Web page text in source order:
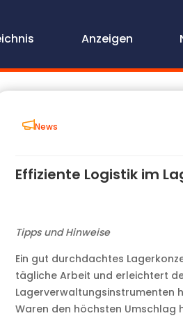
Anzeigen
News
Effiziente Logistik im
Tipps und Hinweise
Ein gut durchdachtes
tägliche Arbeit und erleichtert
Lagerverwaltungsinstrumenten
Waren den höchsten Umschlag